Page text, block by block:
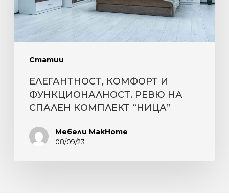
Статии
СПАЛЕН
КОМПЛЕКТ
“НИЦА”
ЕЛЕГАНТНОСТ, КОМФОРТ И
ФУНКЦИОНАЛНОСТ. РЕВЮ НА
СПАЛЕН КОМПЛЕКТ “НИЦА”
Мебели MakHome
08/09/23